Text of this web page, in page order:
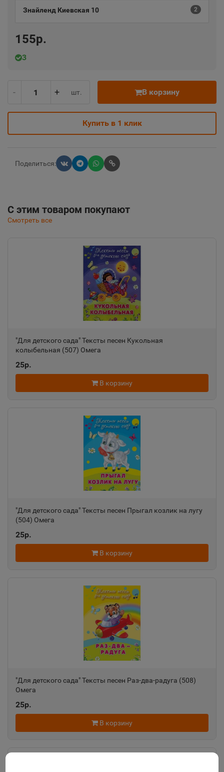
Знайленд Киевская 10 2
155р.
3
- + шт. В корзину
Купить в 1 клик
Поделиться:
С этим товаром покупают
Смотреть все
"Для детского сада" Тексты песен Кукольная
колыбельная (507) Омега
25р.
В корзину
"Для детского сада" Тексты песен Прыгал козлик на лугу
(504) Омега
25р.
В корзину
"Для детского сада" Тексты песен Раз-два-радуга (508)
Омега
25р.
В корзину